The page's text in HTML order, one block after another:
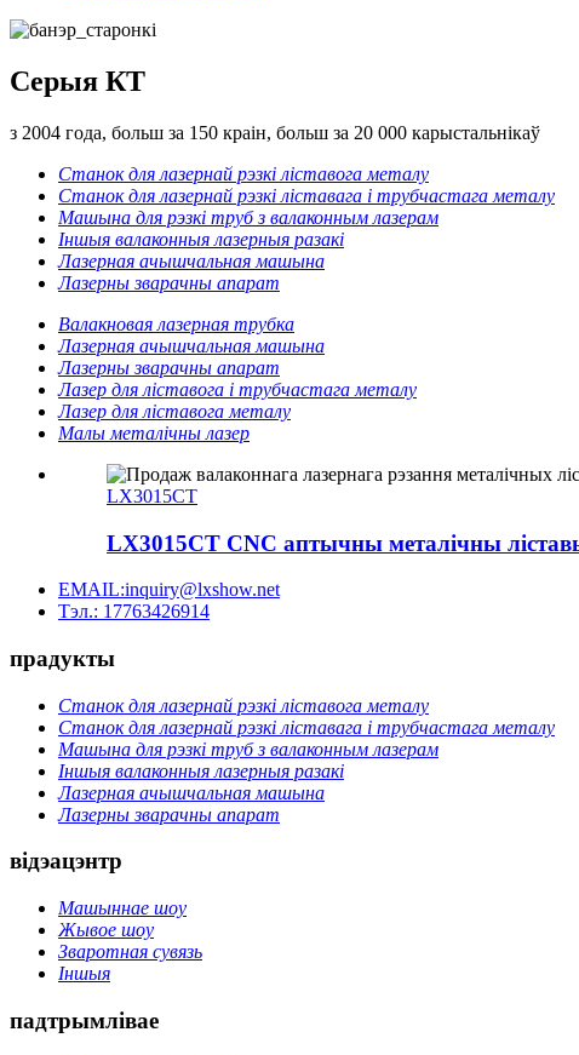
Серыя КТ
з 2004 года, больш за 150 краін, больш за 20 000 карыстальнікаў
Станок для лазернай рэзкі ліставога металу
Станок для лазернай рэзкі ліставага і трубчастага металу
Машына для рэзкі труб з валаконным лазерам
Іншыя валаконныя лазерныя разакі
Лазерная ачышчальная машына
Лазерны зварачны апарат
Валакновая лазерная трубка
Лазерная ачышчальная машына
Лазерны зварачны апарат
Лазер для ліставога і трубчастага металу
Лазер для ліставога металу
Малы металічны лазер
LX3015CT
LX3015CT CNC аптычны металічны
EMAIL:inquiry@lxshow.net
Тэл.: 17763426914
прадукты
Станок для лазернай рэзкі ліставога металу
Станок для лазернай рэзкі ліставага і трубчастага металу
Машына для рэзкі труб з валаконным лазерам
Іншыя валаконныя лазерныя разакі
Лазерная ачышчальная машына
Лазерны зварачны апарат
відэацэнтр
Машыннае шоу
Жывое шоу
Зваротная сувязь
Іншыя
падтрымлівае